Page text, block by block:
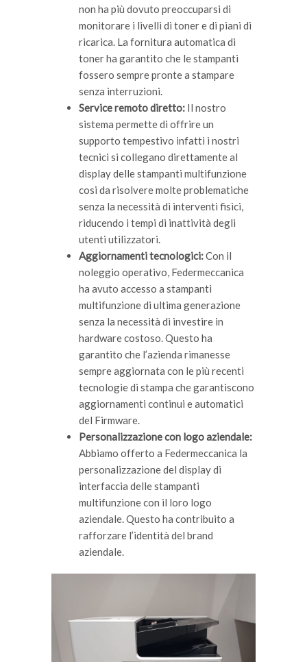
non ha più dovuto preoccuparsi di
monitorare i livelli di toner e di piani di
ricarica. La fornitura automatica di
toner ha garantito che le stampanti
fossero sempre pronte a stampare
senza interruzioni.
Service remoto diretto: Il nostro
sistema permette di offrire un
supporto tempestivo infatti i nostri
tecnici si collegano direttamente al
display delle stampanti multifunzione
cosi da risolvere molte problematiche
senza la necessità di interventi fisici,
riducendo i tempi di inattività degli
utenti utilizzatori.
Aggiornamenti tecnologici:Con il
noleggio operativo, Federmeccanica
ha avuto accesso a stampanti
multifunzione di ultima generazione
senza la necessità di investire in
hardware costoso. Questo ha
garantito che l’azienda rimanesse
sempre aggiornata con le più recenti
tecnologie di stampa che garantiscono
aggiornamenti continui e automatici
del Firmware.
Personalizzazione con logo aziendale:
Abbiamo offerto a Federmeccanica la
personalizzazione del display di
interfaccia delle stampanti
multifunzione con il loro logo
aziendale. Questo ha contribuito a
rafforzare l’identità del brand
aziendale.